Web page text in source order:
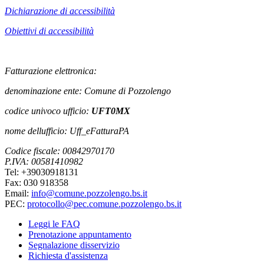
Dichiarazione di accessibilità
Obiettivi di accessibilità
Fatturazione elettronica:
denominazione ente: Comune di Pozzolengo
codice univoco ufficio: UFT0MX
nome dellufficio: Uff_eFatturaPA
Codice fiscale: 00842970170
P.IVA: 00581410982
Tel: +39030918131
Fax: 030 918358
Email: info@comune.pozzolengo.bs.it
PEC: protocollo@pec.comune.pozzolengo.bs.it
Leggi le FAQ
Prenotazione appuntamento
Segnalazione disservizio
Richiesta d'assistenza